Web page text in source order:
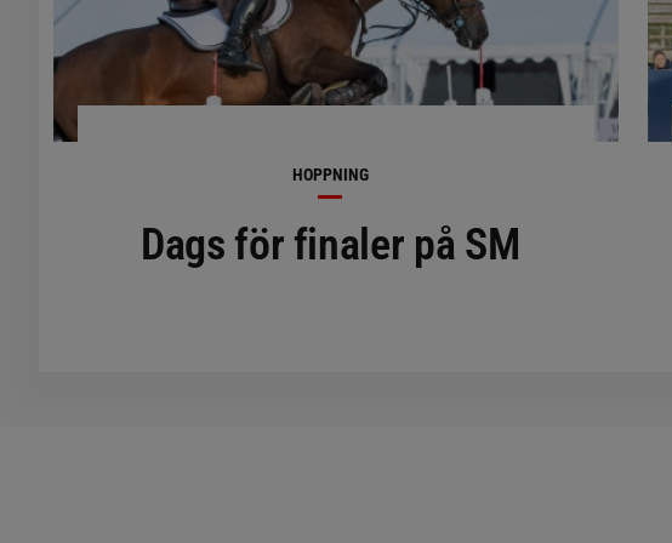
HOPPNING
Dags för finaler på SM